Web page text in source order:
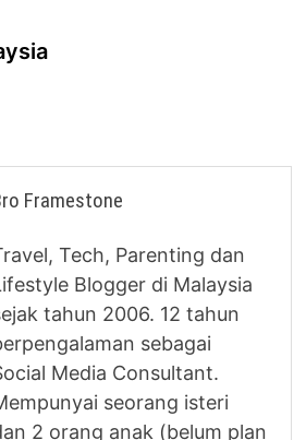
Framestone
Tech, Parenting dan
Blogger di Malaysia
tahun 2006. 12 tahun
sebagai
Media Consultant.
seorang isteri
2 orang anak (belum plan